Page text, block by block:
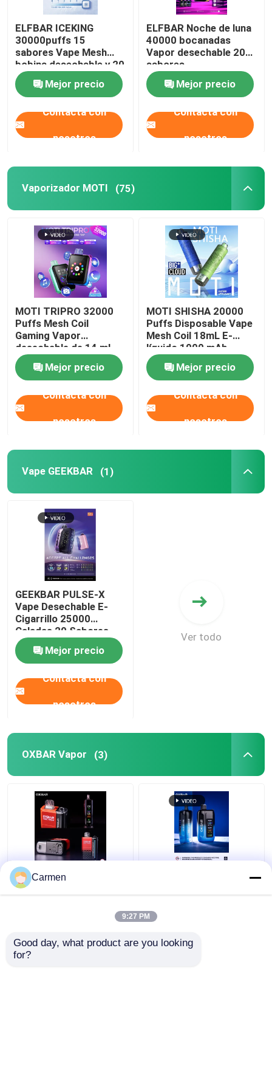
ELFBAR ICEKING
30000puffs 15
sabores Vape Mesh
bobina desechable y 20
ml de capacidad de
líquido electrónico
Mejor precio
Contacta con
nosotros
ELFBAR Noche de luna
40000 bocanadas
Vapor desechable 20
sabores
Mejor precio
Contacta con
nosotros
Vaporizador MOTI (75)
MOTI TRIPRO 32000
Puffs Mesh Coil
Gaming Vapor
desechable de 14 ml
líquido electrónico de
650 mAh 50 mg de
nicotina
Mejor precio
Contacta con
nosotros
MOTI SHISHA 20000
Puffs Disposable Vape
Mesh Coil 18mL E-
líquido 1000 mAh
20mg/mL Nicotina
tipo-C Mejor precio
Contacta con
nosotros
Vape GEEKBAR (1)
GEEKBAR PULSE-X
Vape Desechable E-
Cigarrillo 25000
Caladas 20 Sabores
Primera Pantalla Curva
del MundoMejor precio
Contacta con
nosotros
Ver todo
OXBAR Vapor (3)
OXBAR MAGIC MAZE2
Vapor desechable
de malla de bobina y 20
23mm Tamaño
OXBAR ICE NIC 35000
de bobina 17 sabores
Carmen
9:27 PM
Good day, what product are you looking
for?